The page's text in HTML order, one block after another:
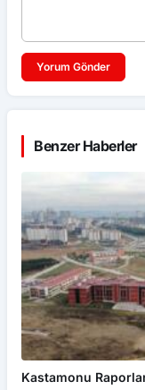
Yorum Gönder
Benzer Haberler
Kastamonu